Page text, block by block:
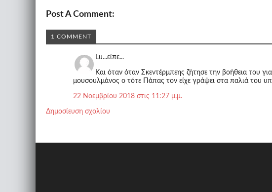
Post A Comment:
1 COMMENT
Lu...είπε...
Και όταν όταν Σκεντέρμπεης ζήτησε την βοήθεια του
μουσουλμάνος ο τότε Πάπας τον είχε γράψει στα παλιά του
22 Νοεμβρίου 2018 στις 11:27 μ.μ.
Δημοσίευση σχολίου